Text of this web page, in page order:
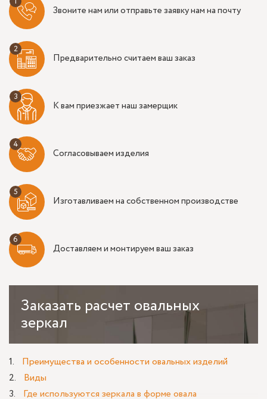
Звоните нам или отправьте заявку нам на почту
Предварительно считаем ваш заказ
К вам приезжает наш замерщик
Согласовываем изделия
Изготавливаем на собственном производстве
Доставляем и монтируем ваш заказ
Заказать расчет овальных
зеркал
Преимущества и особенности овальных изделий
Виды
Где используются зеркала в форме овала